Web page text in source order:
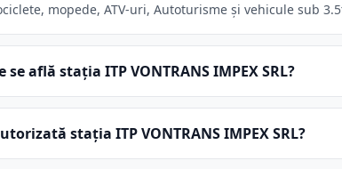
mopede, ATV-uri, Autoturisme și vehicule sub
se află stația ITP VONTRANS IMPEX SRL?
stația ITP VONTRANS IMPEX SRL?